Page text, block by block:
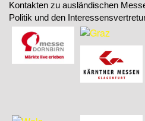
Kontakten zu ausländischen
Politik und den